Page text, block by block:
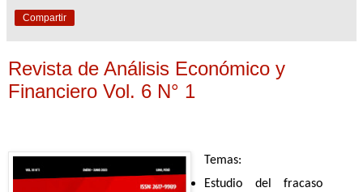
Compartir
Revista de Análisis Económico y
Financiero Vol. 6 N° 1
Temas:
Estudio del fracaso